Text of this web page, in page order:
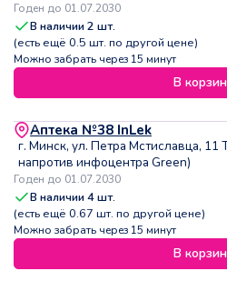
Годен до 01.07.2030
В наличии2 шт.
(есть ещё 0.5 шт. по другой цене)
Можно забрать через 15 минут
В
Аптека №38 InLek
г. Минск, ул. Петра Мстиславца, 11
напротив инфоцентра Green)
Годен до 01.07.2030
В наличии4шт.
(есть ещё 0.67 шт. по другой цене)
Можно забрать через 15 минут
В